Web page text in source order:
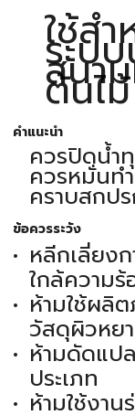
ใช้ส
ระบ
สนา
ต้นไม้
คำแนะนำ
ควรปิดน้ำ
ควรหมั่นท
คราบสกป
ข้อควรระวัง
หลีกเลี่ยง
ใกล้ความ
ห้ามใช้ผลิ
วัสดุผิวหย
ห้ามดัดแป
ประเภท
ห้ามใช้งา